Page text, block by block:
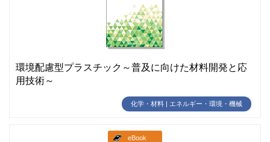
環境配慮型プラスチック～普及に向けた材料開発と応
用技術～
化学・材料 | エネルギー・環境・機械
eBook